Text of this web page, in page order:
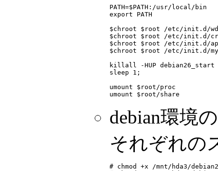
PATH=$PATH:/usr/local/bin
export PATH
$chroot $root /etc/init.d/
$chroot $root /etc/init.d/
$chroot $root /etc/init.d/
$chroot $root /etc/init.d/
killall -HUP debian26_start
sleep 1;
umount $root/proc
debian環境
それぞれの
# chmod +x /mnt/hda3/